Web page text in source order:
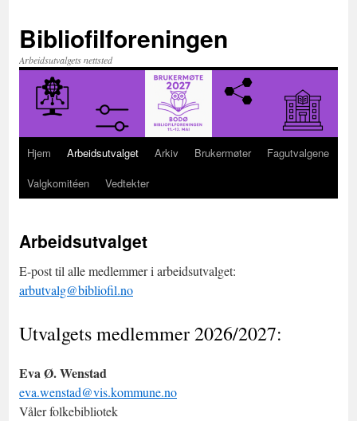
innhold
Bibliofilforeningen
Arbeidsutvalgets nettsted
Hjem Arbeidsutvalget Arkiv Brukermøter
Fagutvalgene
Valgkomitéen
Vedtekter
Arbeidsutvalget
E-post til alle medlemmer i arbeidsutvalget:
arbutvalg@bibliofil.no
Utvalgets medlemmer 2026/2027:
Eva Ø. Wenstad
eva.wenstad@vis.kommune.no
Våler folkebibliotek